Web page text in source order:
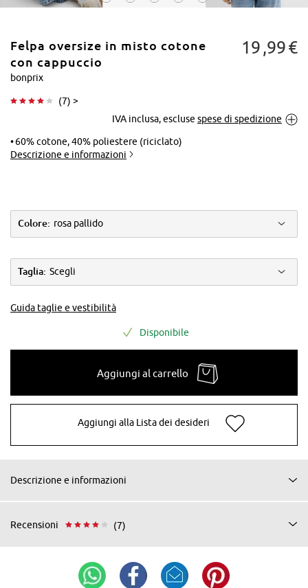
ingrandire
Felpa oversize in misto cotone
con cappuccio
bonprix
(7) >
19 99€
IVA inclusa, escluse spese di spedizione
60% cotone, 40% poliestere (riciclato)
Descrizione e informazioni
Colore: rosa pallido
Taglia: Scegli
Guida taglie e vestibilità
Disponibile
Aggiungi al carrello
Aggiungi alla Lista dei desideri
Descrizione e informazioni
Recensioni (7)